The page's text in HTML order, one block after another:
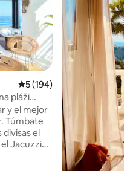
Průměrné hodnocení 5 z 5,
5 (194)
pláži
y el mejor
Túmbate
divisas el
Jacuzzi